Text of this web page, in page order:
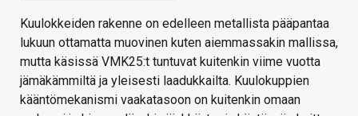
Kuulokkeiden rakenne on edelleen metallista pääpantaa
lukuun ottamatta muovinen kuten aiemmassakin mallissa,
mutta käsissä VMK25:t tuntuvat kuitenkin viime vuotta
jämäkämmiltä ja yleisesti laadukkailta. Kuulokuppien
kääntömekanismi vaakatasoon on kuitenkin omaan